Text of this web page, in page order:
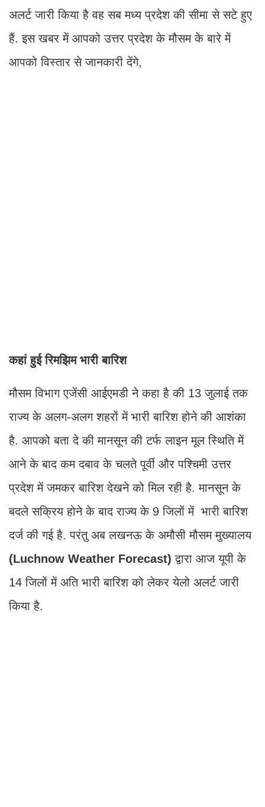
अलर्ट जारी किया है वह सब मध्य प्रदेश की सीमा से सटे हुए
हैं. इस खबर में आपको उत्तर प्रदेश के मौसम के बारे में
आपको विस्तार से जानकारी देंगे,
कहां हुई रिमझिम भारी बारिश
मौसम विभाग एजेंसी आईएमडी ने कहा है की 13 जुलाई तक
राज्य के अलग-अलग शहरों में भारी बारिश होने की आशंका
है. आपको बता दे की मानसून की टर्फ लाइन मूल स्थिति में
आने के बाद कम दबाव के चलते पूर्वी और पश्चिमी उत्तर
प्रदेश में जमकर बारिश देखने को मिल रही है. मानसून के
बदले सक्रिय होने के बाद राज्य के 9 जिलों में भारी बारिश
दर्ज की गई है. परंतु अब लखनऊ के अमौसी मौसम मुख्यालय
(Luchnow Weather Forecast) द्वारा आज यूपी के
14 जिलों में अति भारी बारिश को लेकर येलो अलर्ट जारी
किया है.